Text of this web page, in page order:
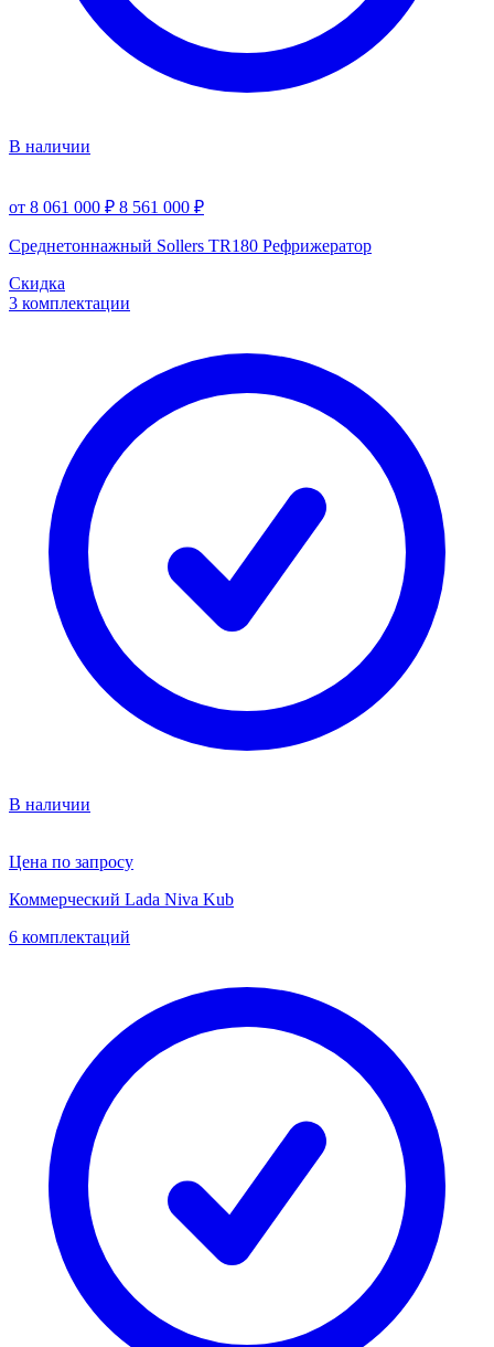
В наличии
от 8 061 000 ₽ 8 561 000 ₽
Среднетоннажный Sollers TR180 Рефрижератор
Скидка
3 комплектации
В наличии
Цена по запросу
Коммерческий Lada Niva Kub
6 комплектаций